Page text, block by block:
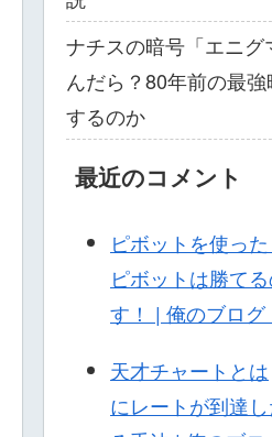
ナチスの暗号「エニ
んだら？80年前の最
するのか
最近のコメント
ピボットを使っ
ピボットは勝て
す！ | 俺のブログ
天才チャートとは
にレートが到達